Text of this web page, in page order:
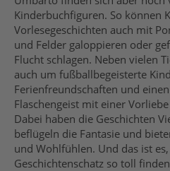
Kinderbuchfiguren. So können
Vorlesegeschichten auch mit
und Felder galoppieren oder
Flucht schlagen. Neben vielen
auch um fußballbegeisterte
Ferienfreundschaften und
Flaschengeist mit einer
Dabei haben die Geschichten
beflügeln die Fantasie und
und Wohlfühlen. Und das ist
Geschichtenschatz so toll